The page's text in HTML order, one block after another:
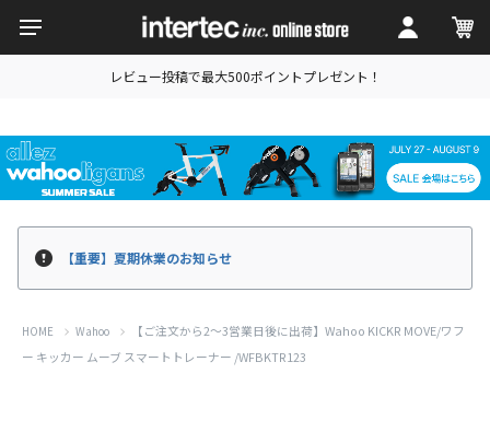
レビュー投稿で最大500ポイントプレゼント！
【重要】夏期休業のお知らせ
HOME Wahoo
【ご注文から2～3営業日後に出荷】Wahoo KICKR MOVE/ワフ
ー キッカー ムーブ スマートトレーナー /WFBKTR123